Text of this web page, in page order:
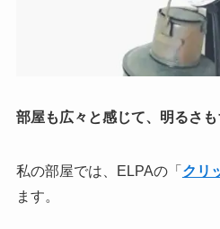
部屋も広々と感じて、明るさ
私の部屋では、ELPAの「 クリ
ます。